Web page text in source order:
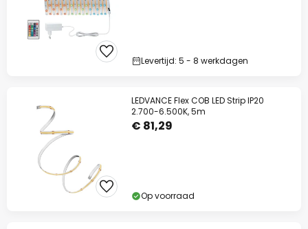
Levertijd: 5 - 8 werkdagen
LEDVANCE Flex COB LED Strip IP20
2.700-6.500K, 5m
€ 81,29
Op voorraad